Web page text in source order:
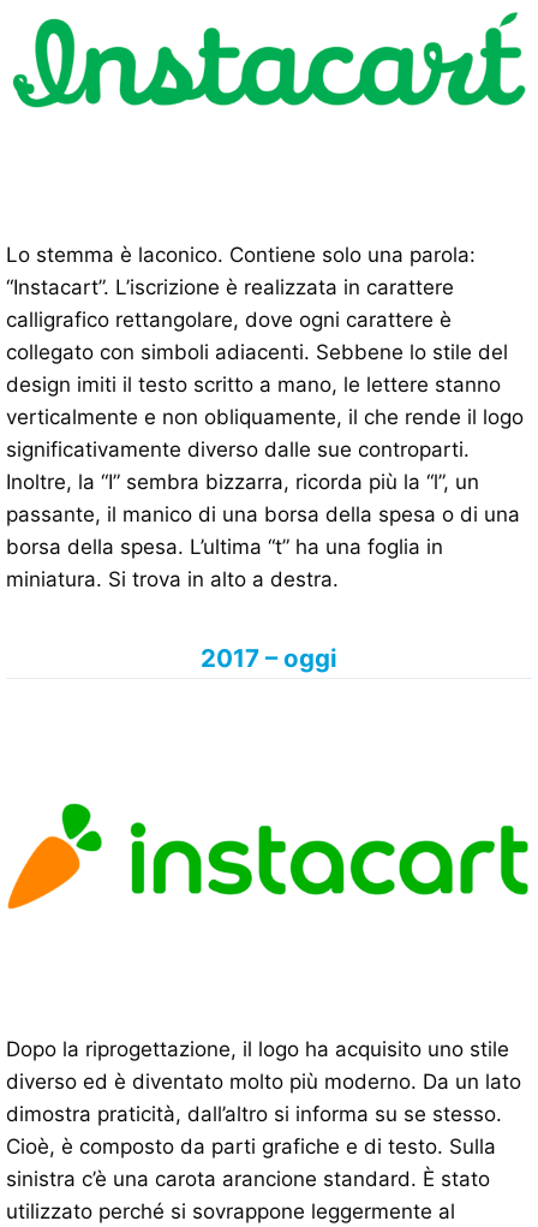
Lo stemma è laconico. Contiene solo una parola:
“Instacart”. L’iscrizione è realizzata in carattere
calligrafico rettangolare, dove ogni carattere è
collegato con simboli adiacenti. Sebbene lo stile del
design imiti il ​​testo scritto a mano, le lettere stanno
verticalmente e non obliquamente, il che rende il logo
significativamente diverso dalle sue controparti.
Inoltre, la “I” sembra bizzarra, ricorda più la “l”, un
passante, il manico di una borsa della spesa o di una
borsa della spesa. L’ultima “t” ha una foglia in
miniatura. Si trova in alto a destra.
2017 – oggi
Dopo la riprogettazione, il logo ha acquisito uno stile
diverso ed è diventato molto più moderno. Da un lato
dimostra praticità, dall’altro si informa su se stesso.
Cioè, è composto da parti grafiche e di testo. Sulla
sinistra c’è una carota arancione standard. È stato
utilizzato perché si sovrappone leggermente al